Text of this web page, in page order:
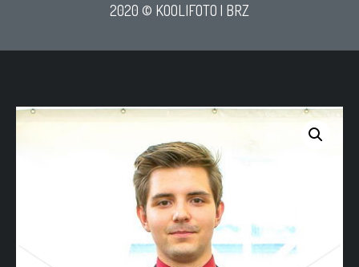
2020 © KOOLIFOTO | BRZ